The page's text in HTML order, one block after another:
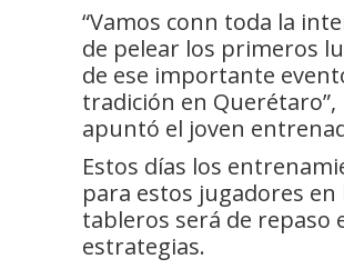
“Vamos conn toda la
de pelear los primeros
de ese importante
tradición en Querétaro”,
apuntó el joven
Estos días los
para estos jugadores en
tableros será de repaso
estrategias.